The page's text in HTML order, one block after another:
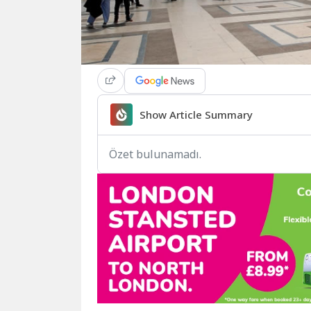
Show Article Summary
Özet bulunamadı.